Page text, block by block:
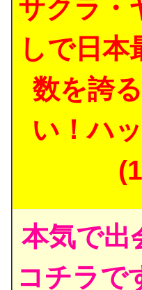
サクラ・
しで日本
数を誇
い！ハ
本気で出
コチラで